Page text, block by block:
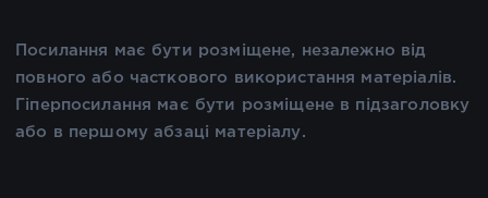
Посилання має бути розміщене, незалежно від
повного або часткового використання матеріалів.
Гіперпосилання має бути розміщене в підзаголовку
або в першому абзаці матеріалу.